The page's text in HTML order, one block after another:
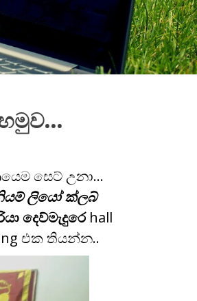
හමුව…
සෙට් උනා…
ලියෝ ක්ලබ්
දෙව්මැදුරෙhall
එක තියන්න..